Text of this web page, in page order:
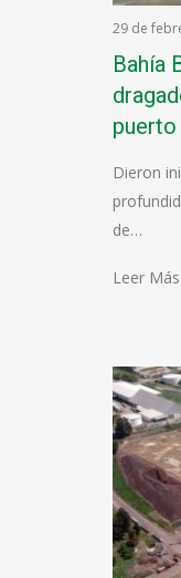
29 de
Bahía
puerto
Dieron
de…
Leer Más